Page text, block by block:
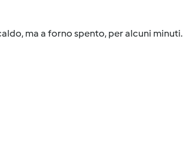
ma a forno spento, per alcuni minuti.